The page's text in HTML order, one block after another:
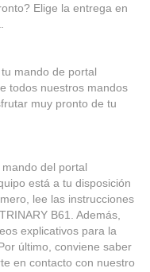
Elige la entrega en
mando de portal
todos nuestros mandos
muy pronto de tu
del portal
está a tu disposición
lee las instrucciones
B61. Además,
explicativos para la
Por último, conviene saber
en contacto con nuestro